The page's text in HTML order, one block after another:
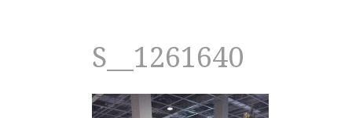
S__1261640